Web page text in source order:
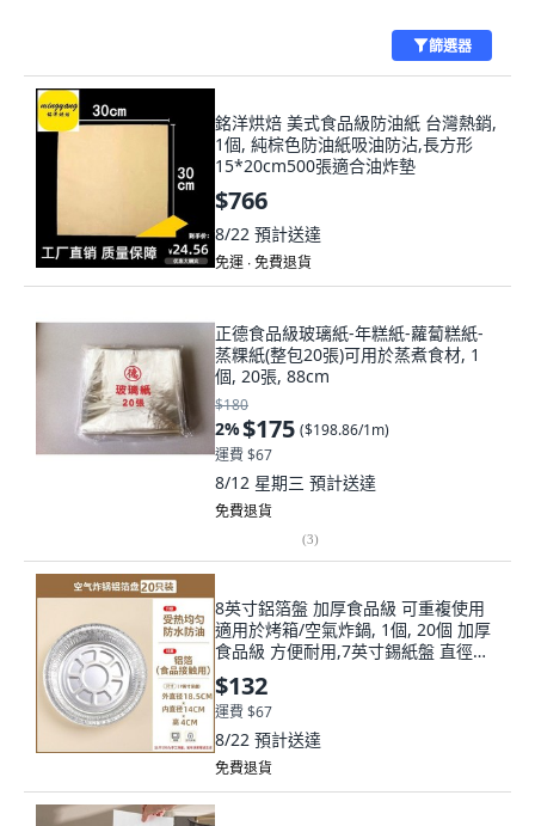
篩選器
銘洋烘焙 美式食品級防油紙 台灣熱銷,
1個, 純棕色防油紙吸油防沾,長方形
15*20cm500張適合油炸墊
$766
8/22 預計送達
免運 ∙ 免費退貨
正德食品級玻璃紙-年糕紙-蘿蔔糕紙-
蒸粿紙(整包20張)可用於蒸煮食材, 1
個, 20張, 88cm
$180
2%$175 ($198.86/1m)
運費 $67
8/12 星期三 預計送達
免費退貨
(3)
8英寸鋁箔盤 加厚食品級 可重複使用
適用於烤箱/空氣炸鍋, 1個, 20個 加厚
食品級 方便耐用,7英寸錫紙盤 直徑
18cm 加厚
$132
運費 $67
8/22 預計送達
免費退貨